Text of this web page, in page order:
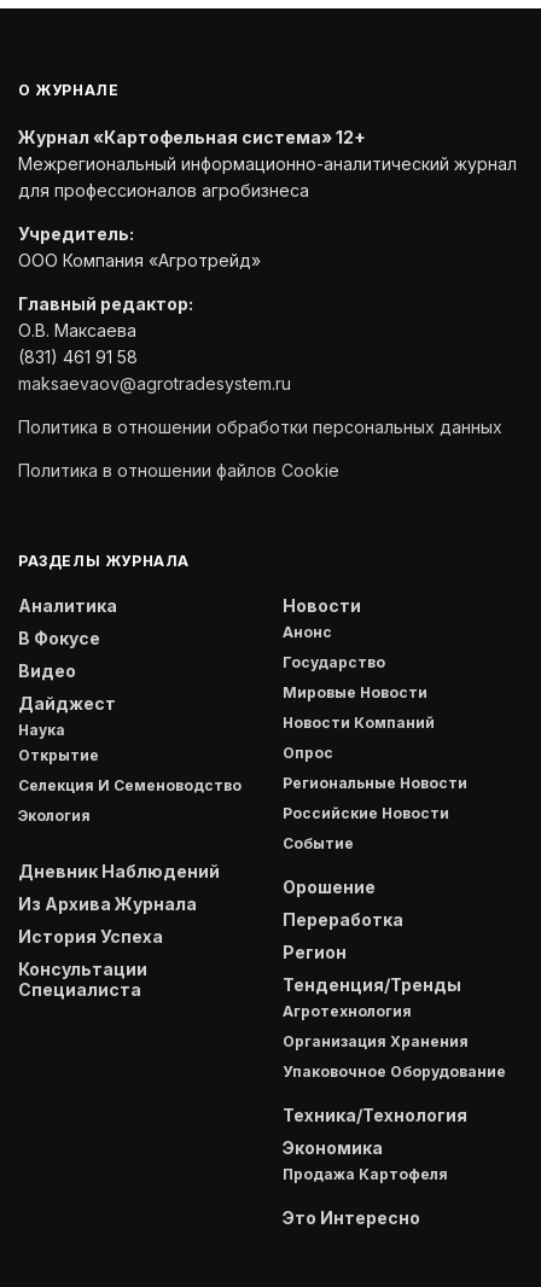
О ЖУРНАЛЕ
Журнал «Картофельная система» 12+
Межрегиональный информационно-аналитический журнал
для профессионалов агробизнеса
Учредитель:
ООО Компания «Агротрейд»
Главный редактор:
О.В. Максаева
(831) 461 91 58
maksaevaov@agrotradesystem.ru
Политика в отношении обработки персональных данных
Политика в отношении файлов Cookie
РАЗДЕЛЫ ЖУРНАЛА
Аналитика
В Фокусе
Видео
Дайджест
Наука
Открытие
Селекция И Семеноводство
Экология
Дневник Наблюдений
Из Архива Журнала
История Успеха
Консультации
Специалиста
Новости
Анонс
Государство
Мировые Новости
Новости Компаний
Опрос
Региональные Новости
Российские Новости
Событие
Орошение
Переработка
Регион
Тенденция/Тренды
Агротехнология
Организация Хранения
Упаковочное Оборудование
Техника/Технология
Экономика
Продажа Картофеля
Это Интересно